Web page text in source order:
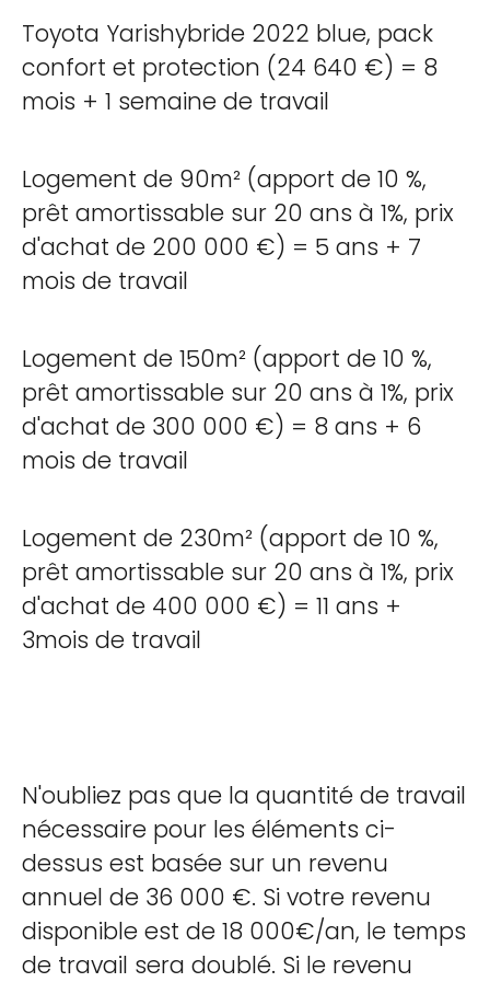
Toyota Yarishybride 2022 blue, pack
confort et protection (24 640 €) = 8
mois + 1 semaine de travail
Logement de 90m² (apport de 10 %,
prêt amortissable sur 20 ans à 1%, prix
d'achat de 200 000 €) = 5 ans + 7
mois de travail
Logement de 150m² (apport de 10 %,
prêt amortissable sur 20 ans à 1%, prix
d'achat de 300 000 €) = 8 ans + 6
mois de travail
Logement de 230m² (apport de 10 %,
prêt amortissable sur 20 ans à 1%, prix
d'achat de 400 000 €) = 11 ans +
3mois de travail
N'oubliez pas que la quantité de travail
nécessaire pour les éléments ci-
dessus est basée sur un revenu
annuel de 36 000 €. Si votre revenu
disponible est de 18 000€/an, le temps
de travail sera doublé. Si le revenu